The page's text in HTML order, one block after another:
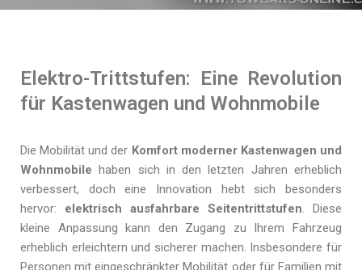
Elektro-Trittstufen: Eine Revolution
für Kastenwagen und Wohnmobile
Die Mobilität und der Komfort moderner Kastenwagen und
Wohnmobile haben sich in den letzten Jahren erheblich
verbessert, doch eine Innovation hebt sich besonders
hervor: elektrisch ausfahrbare Seitentrittstufen. Diese
kleine Anpassung kann den Zugang zu Ihrem Fahrzeug
erheblich erleichtern und sicherer machen. Insbesondere für
Personen mit eingeschränkter Mobilität oder für Familien mit